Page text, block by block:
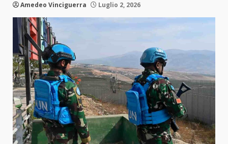
Amedeo Vinciguerra Luglio 2, 2026